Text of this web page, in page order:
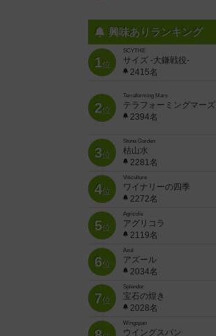
興味ありランキング
1位
SCYTHE
サイズ -大鎌戦役-
2415名
2位
Terraforming Mars
テラフォーミングマーズ
2394名
3位
Stone Garden
枯山水
2281名
4位
Viticulture
ワイナリーの四季
2272名
5位
Agricola
アグリコラ
2119名
6位
Azul
アズール
2034名
7位
Splendor
宝石の煌き
2028名
Wingspan
ウイングスパン